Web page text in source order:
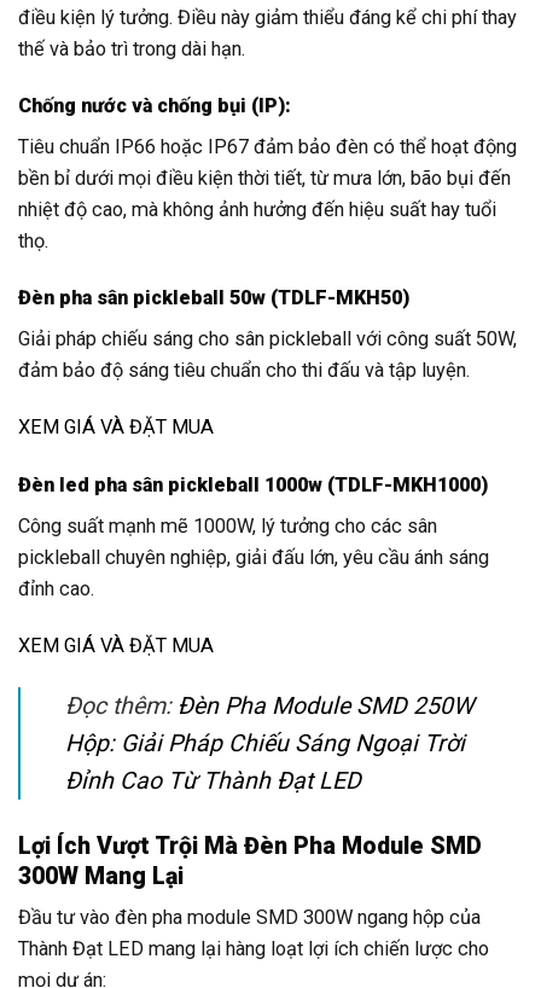
điều kiện lý tưởng. Điều này giảm thiểu đáng kể chi phí thay
thế và bảo trì trong dài hạn.
Chống nước và chống bụi (IP):
Tiêu chuẩn IP66 hoặc IP67 đảm bảo đèn có thể hoạt động
bền bỉ dưới mọi điều kiện thời tiết, từ mưa lớn, bão bụi đến
nhiệt độ cao, mà không ảnh hưởng đến hiệu suất hay tuổi
thọ.
Đèn pha sân pickleball 50w (TDLF-MKH50)
Giải pháp chiếu sáng cho sân pickleball với công suất 50W,
đảm bảo độ sáng tiêu chuẩn cho thi đấu và tập luyện.
XEM GIÁ VÀ ĐẶT MUA
Đèn led pha sân pickleball 1000w (TDLF-MKH1000)
Công suất mạnh mẽ 1000W, lý tưởng cho các sân
pickleball chuyên nghiệp, giải đấu lớn, yêu cầu ánh sáng
đỉnh cao.
XEM GIÁ VÀ ĐẶT MUA
Đọc thêm: Đèn Pha Module SMD 250W
Hộp: Giải Pháp Chiếu Sáng Ngoại Trời
Đỉnh Cao Từ Thành Đạt LED
Lợi Ích Vượt Trội Mà Đèn Pha Module SMD
300W Mang Lại
Đầu tư vào đèn pha module SMD 300W ngang hộp của
Thành Đạt LED mang lại hàng loạt lợi ích chiến lược cho
mọi dự án: